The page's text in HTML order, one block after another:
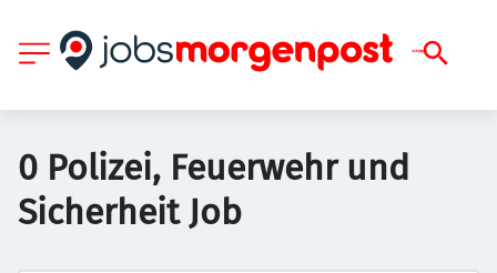
0 Polizei, Feuerwehr und
Sicherheit Job